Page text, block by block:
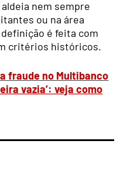
nem sempre
ou na área
é feita com
critérios históricos.
fraude no Multibanco
vazia’: veja como